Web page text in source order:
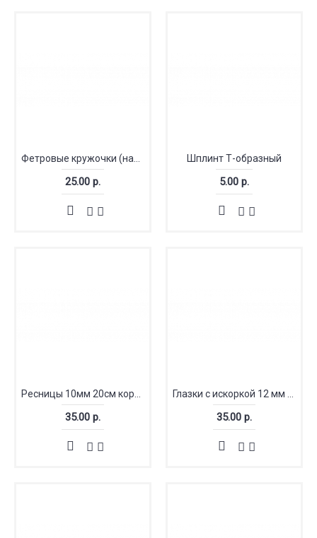
25.00 р.
Шплинт Т-образный
5.00 р.
35.00 р. 35.00 р.